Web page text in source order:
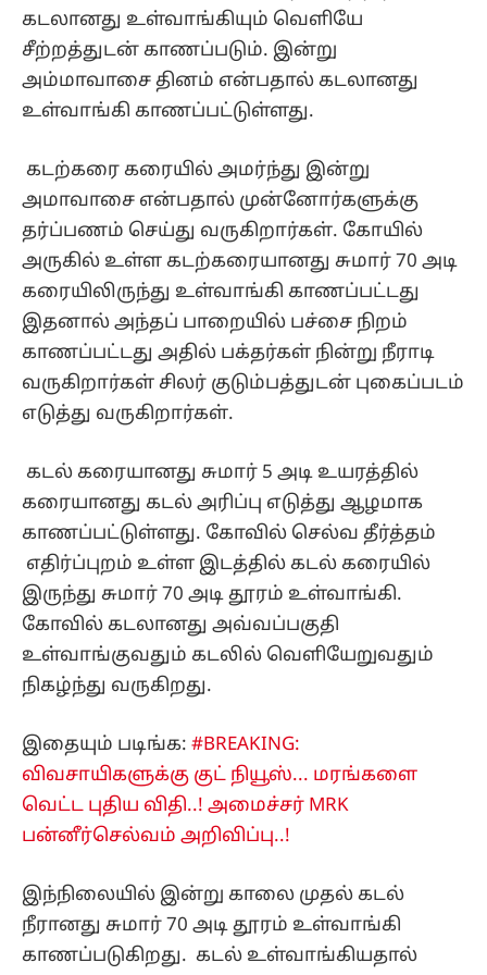
கடலானது உள்வாங்கியும் வெளியே
சீற்றத்துடன் காணப்படும். இன்று
அம்மாவாசை தினம் என்பதால் கடலானது
உள்வாங்கி காணப்பட்டுள்ளது.
கடற்கரை கரையில் அமர்ந்து இன்று
அமாவாசை என்பதால் முன்னோர்களுக்கு
தர்ப்பணம் செய்து வருகிறார்கள். கோயில்
அருகில் உள்ள கடற்கரையானது சுமார் 70 அடி
கரையிலிருந்து உள்வாங்கி காணப்பட்டது
இதனால் அந்தப் பாறையில் பச்சை நிறம்
காணப்பட்டது அதில் பக்தர்கள் நின்று நீராடி
வருகிறார்கள் சிலர் குடும்பத்துடன் புகைப்படம்
எடுத்து வருகிறார்கள்.
கடல் கரையானது சுமார் 5 அடி உயரத்தில்
கரையானது கடல் அரிப்பு எடுத்து ஆழமாக
காணப்பட்டுள்ளது. கோவில் செல்வ தீர்த்தம்
எதிர்ப்புறம் உள்ள இடத்தில் கடல் கரையில்
இருந்து சுமார் 70 அடி தூரம் உள்வாங்கி.
கோவில் கடலானது அவ்வப்பகுதி
உள்வாங்குவதும் கடலில் வெளியேறுவதும்
நிகழ்ந்து வருகிறது.
இதையும் படிங்க: #BREAKING:
விவசாயிகளுக்கு குட் நியூஸ்... மரங்களை
வெட்ட புதிய விதி..! அமைச்சர் MRK
பன்னீர்செல்வம் அறிவிப்பு..!
இந்நிலையில் இன்று காலை முதல் கடல்
நீரானது சுமார் 70 அடி தூரம் உள்வாங்கி
காணப்படுகிறது. கடல் உள்வாங்கியதால்